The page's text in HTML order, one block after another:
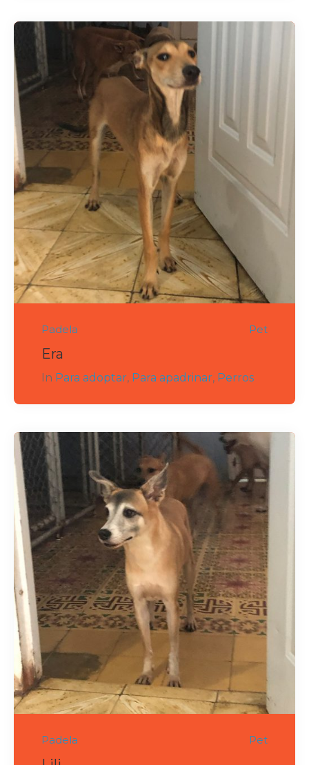
Padela Pet
Era
In Para adoptar, Para apadrinar, Perros
Padela Pet